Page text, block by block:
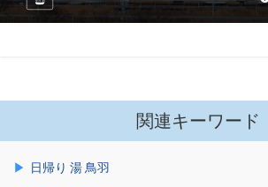
関連キーワード
日帰り 湯 鳥羽